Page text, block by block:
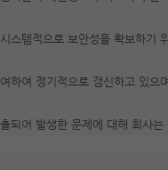
템적으로 보안성을 확보하기
하여 정기적으로 갱신하고 있
어 발생한 문제에 대해 회사는